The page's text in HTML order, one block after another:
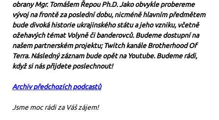
obrany Mgr. Tomášem Řepou Ph.D. Jako obvykle probereme
vývoj na frontě za poslední dobu, nicméně hlavním předmětem
bude divoká historie ukrajinského státu a jeho vzniku, včetně
ožehavých témat Volyně či banderovců. Budeme dostupní na
našem partnerském projektu; Twitch kanále Brotherhood Of
Terra. Následný záznam bude opět na Youtube. Budeme rádi,
když si nás přijdete poslechnout!
Archiv předchozích podcastů
Jsme moc rádi za Váš zájem!